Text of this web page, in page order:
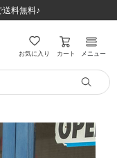
料無料♪
まで！！
料無料♪
まで！！
お気に入り カート メニュー